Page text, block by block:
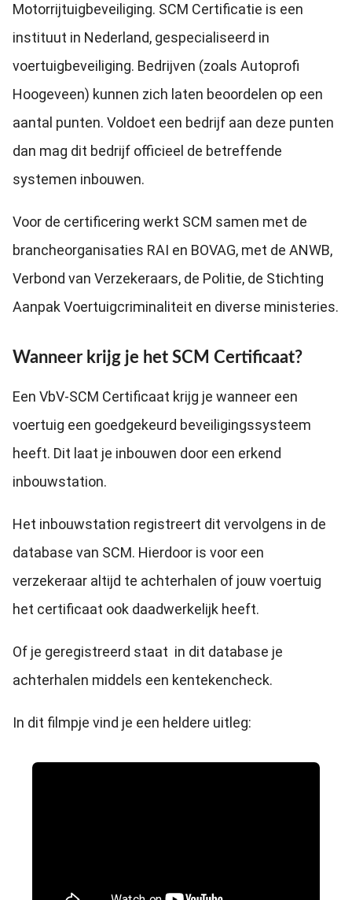
Motorrijtuigbeveiliging. SCM Certificatie is een
instituut in Nederland, gespecialiseerd in
voertuigbeveiliging. Bedrijven (zoals Autoprofi
Hoogeveen) kunnen zich laten beoordelen op een
aantal punten. Voldoet een bedrijf aan deze punten
dan mag dit bedrijf officieel de betreffende
systemen inbouwen.
Voor de certificering werkt SCM samen met de
brancheorganisaties RAI en BOVAG, met de ANWB,
Verbond van Verzekeraars, de Politie, de Stichting
Aanpak Voertuigcriminaliteit en diverse ministeries.
Wanneer krijg je het SCM Certificaat?
Een VbV-SCM Certificaat krijg je wanneer een
voertuig een goedgekeurd beveiligingssysteem
heeft. Dit laat je inbouwen door een erkend
inbouwstation.
Het inbouwstation registreert dit vervolgens in de
database van SCM. Hierdoor is voor een
verzekeraar altijd te achterhalen of jouw voertuig
het certificaat ook daadwerkelijk heeft.
Of je geregistreerd staat in dit database je
achterhalen middels een kentekencheck.
In dit filmpje vind je een heldere uitleg: